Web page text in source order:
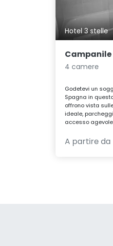
Hotel 3 stelle
Campanile
4 camere
Godetevi un
Spagna in
offrono vista
ideale,
accesso
A partire da